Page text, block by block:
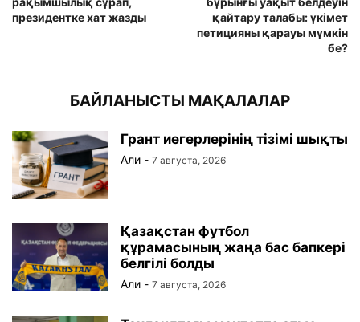
президентке хат жазды
қайтару талабы: үкімет
петицияны қарауы мүмкін
бе?
БАЙЛАНЫСТЫ МАҚАЛАЛАР
Грант иегерлерінің тізімі шықты
Али - 7 августа, 2026
Қазақстан футбол
құрамасының жаңа бас бапкері
белгілі болды
Али - 7 августа, 2026